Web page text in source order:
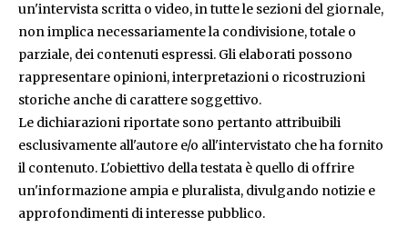
un'intervista scritta o video, in tutte le sezioni del giornale,
non implica necessariamente la condivisione, totale o
parziale, dei contenuti espressi. Gli elaborati possono
rappresentare opinioni, interpretazioni o ricostruzioni
storiche anche di carattere soggettivo.
Le dichiarazioni riportate sono pertanto attribuibili
esclusivamente all'autore e/o all'intervistato che ha fornito
il contenuto. L'obiettivo della testata è quello di offrire
un'informazione ampia e pluralista, divulgando notizie e
approfondimenti di interesse pubblico.